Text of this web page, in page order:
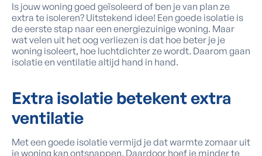
Is jouw woning goed geïsoleerd of ben je van plan ze
extra te isoleren? Uitstekend idee! Een goede isolatie is
de eerste stap naar een energiezuinige woning. Maar
wat velen uit het oog verliezen is dat hoe beter je je
woning isoleert, hoe luchtdichter ze wordt. Daarom gaan
isolatie en ventilatie altijd hand in hand.
Extra isolatie betekentextra
ventilatie
Met een goede isolatie vermijd je dat warmte zomaar uit
je woning kan ontsnappen. Daardoor hoef je minder te